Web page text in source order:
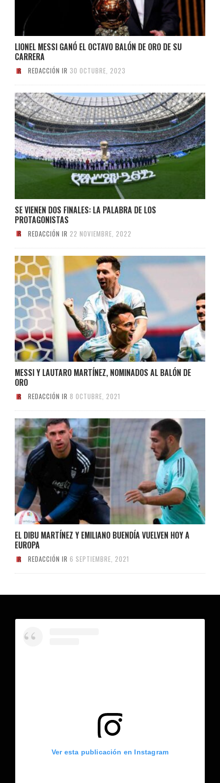
LIONEL MESSI GANÓ EL OCTAVO BALÓN DE ORO DE SU
CARRERA
REDACCIÓN IR 30 OCTUBRE, 2023
SE VIENEN DOS FINALES: LA PALABRA DE LOS
PROTAGONISTAS
REDACCIÓN IR 22 NOVIEMBRE, 2022
MESSI Y LAUTARO MARTÍNEZ, NOMINADOS AL BALÓN DE
ORO
REDACCIÓN IR 8 OCTUBRE, 2021
EL DIBU MARTÍNEZ Y EMILIANO BUENDÍA VUELVEN HOY A
EUROPA
REDACCIÓN IR 6 SEPTIEMBRE, 2021
Ver esta publicación en Instagram